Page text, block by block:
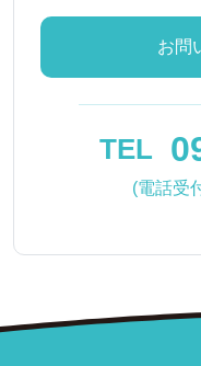
お問
TEL
(電話受